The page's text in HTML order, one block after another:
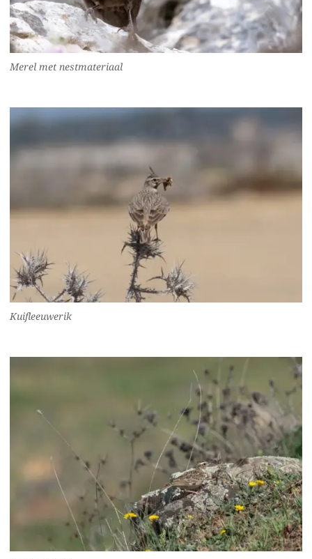
Merel met nestmateriaal
Kuifleeuwerik